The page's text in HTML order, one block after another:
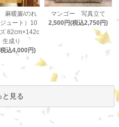
麻暖簾/のれ
ュート）10
82cm×142c
成り
込4,000円)
マンゴー 写真立て
2,500円(税込2,750円)
と見る